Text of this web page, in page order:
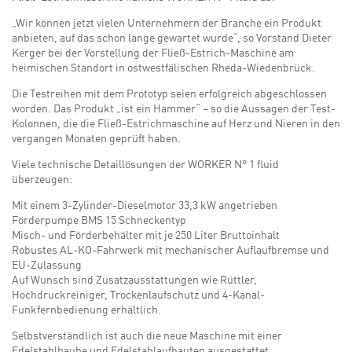
„Wir können jetzt vielen Unternehmern der Branche ein Produkt
anbieten, auf das schon lange gewartet wurde“, so Vorstand Dieter
Kerger bei der Vorstellung der Fließ-Estrich-Maschine am
heimischen Standort in ostwestfälischen Rheda-Wiedenbrück.
Die Testreihen mit dem Prototyp seien erfolgreich abgeschlossen
worden. Das Produkt „ist ein Hammer“ – so die Aussagen der Test-
Kolonnen, die die Fließ-Estrichmaschine auf Herz und Nieren in den
vergangen Monaten geprüft haben.
Viele technische Detaillösungen der WORKER N° 1 fluid
überzeugen:
Mit einem 3-Zylinder-Dieselmotor 33,3 kW angetrieben
Förderpumpe BMS 15 Schneckentyp
Misch- und Förderbehälter mit je 250 Liter Bruttoinhalt
Robustes AL-KO-Fahrwerk mit mechanischer Auflaufbremse und
EU-Zulassung
Auf Wunsch sind Zusatzausstattungen wie Rüttler,
Hochdruckreiniger, Trockenlaufschutz und 4-Kanal-
Funkfernbedienung erhältlich.
Selbstverständlich ist auch die neue Maschine mit einer